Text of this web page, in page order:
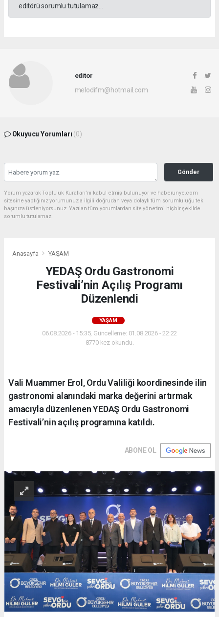
editörü sorumlu tutulamaz...
editor
melodifm@hotmail.com
Okuyucu Yorumları (0)
Gönder
Yorum yazarak Topluluk Kuralları’nı kabul etmiş bulunuyor ve haberunye.com
sitesine yaptığınız yorumunuzla ilgili doğrudan veya dolaylı tüm sorumluluğu tek
başınıza üstleniyorsunuz. Yazılan tüm yorumlardan site yönetimi hiçbir şekilde
sorumlu tutulamaz.
Anasayfa YAŞAM
YEDAŞ Ordu Gastronomi
Festivali’nin Açılış Programı
Düzenlendi
YAŞAM
06.08.2026 - 15:35, Güncelleme: 01.08.2026 - 22:22
8770 kez okundu.
Vali Muammer Erol, Ordu Valiliği koordinesinde ilin
gastronomi alanındaki marka değerini artırmak
amacıyla düzenlenen YEDAŞ Ordu Gastronomi
Festivali’nin açılış programına katıldı.
ABONE OL